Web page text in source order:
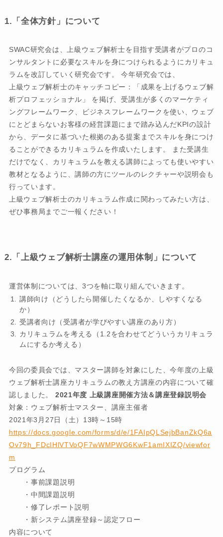
1.「全体方針」について
SWAC研究会は、上級ウェブ解析士を目指す受講者がプロのコ
ンサルタントに必要なスキルを身につけられるようにカリキュ
ラムを改訂していく研究会です。 今年研究会では、
上級ウェブ解析士のキャッチコピー：「成果を上げるウェブ解
析プロフェッショナル」 を掲げ、受講生が多くのマーケティ
ングフレームワーク、ビジネスフレームワークを使い、ウェブ
にとどまらないお客様の経営課題にまで踏み込んだKPIの設計
から、データに基づいた根拠のある提案までスキルを身につけ
ることができるカリキュラムを作成いたします。 また受講生
だけでなく、カリキュラムを教える講師によっても使いやすい
教材となるように、講師の方にツールのレクチャーや説明会も
行っています。
上級ウェブ解析士のカリキュラム作成に関わってみたい方は、
ぜひ事務局までご一報ください！
2.「上級ウェブ解析士講座の運用体制」について
運営体制については、3つを軸に取り組んでいきます。
講師向け（どうしたら開催したくなるか、しやすくなる
か）
受講者向け（受講者が学びやすい講座のあり方）
カリキュラムを考える（1.2を合わせてどういうカリキュラ
ムにするか考える）
今回の委員会では、マスター講師を対象にした、今年度の上級
ウェブ解析士講座カリキュラムの教え方講座の内容について確
認しました。 2021年度 上級講座開催方法＆講座登録説明会
対象：ウェブ解析士マスター、講座主催者
2021年3月27日（土）13時～15時
https://docs.google.com/forms/d/e/1FAIpQLSejbBanZkQ6a
Ov79h_FDcIHlVTVoQF7wWMPWG6KwF1amIXIZQ/viewfor
m
プログラム
・事前課題説明
・中間課題説明
・修了レポート説明
・新システム講座登録～認定フロー
内容について